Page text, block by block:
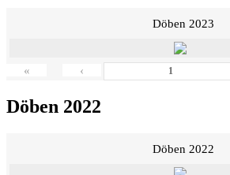
Döben 2023
« ‹
Döben 2022
Döben 2022